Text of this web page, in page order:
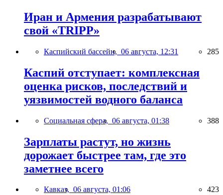
Иран и Армения разрабатывают
свой «TRIPP»
Каспийский бассейн, 06 августа, 12:31 285
Каспий отступает: комплексная
оценка рисков, последствий и
уязвимостей водного баланса
Социальная сфера, 06 августа, 01:38 388
Зарплаты растут, но жизнь
дорожает быстрее там, где это
заметнее всего
Кавказ, 06 августа, 01:06 423